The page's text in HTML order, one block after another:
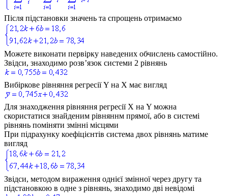
Після підстановки значень та спрощень отримаємо
Можете виконати первірку наведених обчислень самостійно.
Звідси, знаходимо розв’язок системи 2 рівнянь
Вибіркове рівняння регресіїY на X має вигляд
Для знаходження рівняння регресії X на Y можна
скористатися знайденим рівняннм прямої, або в системі
рівнянь поміняти змінні місцями
При підрахунку коефіцієнтів система двох рівнянь матиме
вигляд
Звідси, методом вираження однієї змінної через другу та
підстановкою в одне з рівнянь, знаходимо дві невідомі